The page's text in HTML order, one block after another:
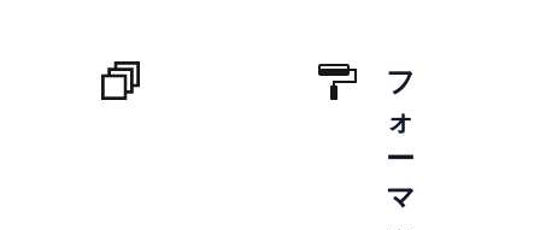
フ
ォ
ー
マ